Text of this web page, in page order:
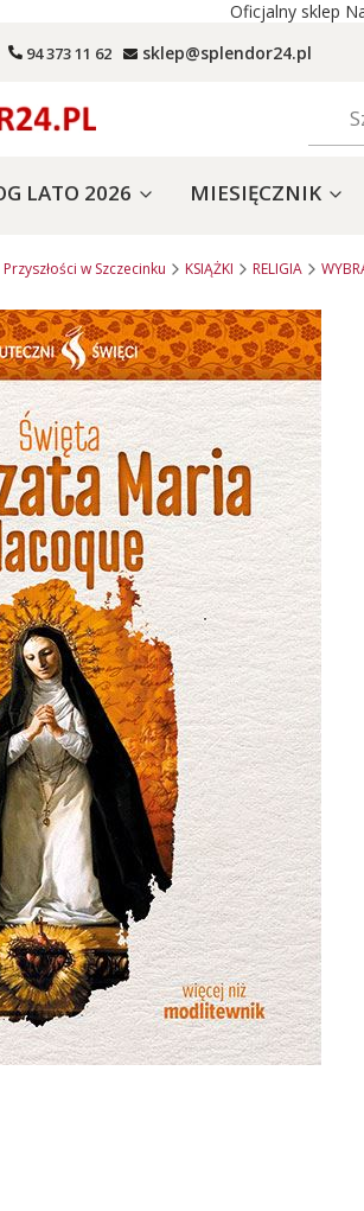
Oficjalny sklep
94 373 11 62 sklep@splendor24.pl
LATO 2026 MIESIĘCZNIK
w Szczecinku KSIĄŻKI RELIGIA